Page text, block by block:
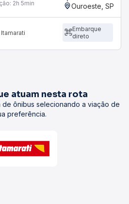
2h 5min Ouroeste, SP
Embarque
direto
atuam nesta rota
de ônibus selecionando a viação de
preferência.